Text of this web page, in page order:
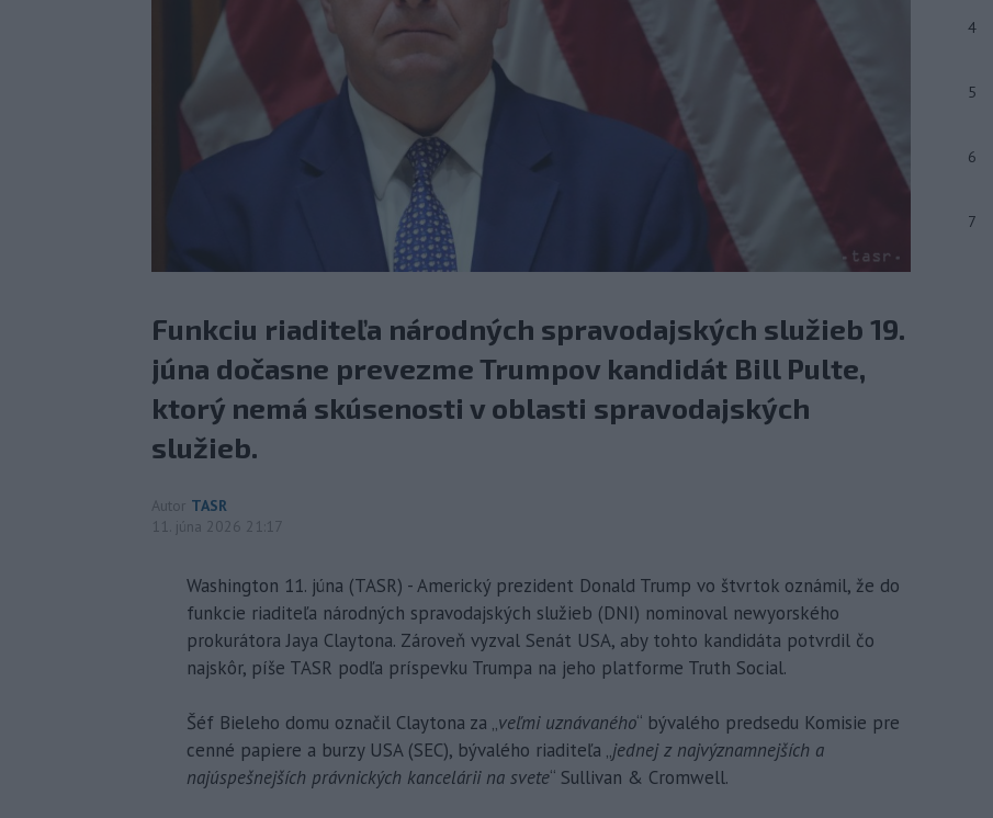
Funkciu riaditeľa národných spravodajských služieb 19.
júna dočasne prevezme Trumpov kandidát Bill Pulte,
ktorý nemá skúsenosti v oblasti spravodajských
služieb.
Autor TASR
11. júna 2026 21:17
Washington 11. júna (TASR) - Americký prezident Donald Trump vo štvrtok oznámil, že do
funkcie riaditeľa národných spravodajských služieb (DNI) nominoval newyorského
prokurátora Jaya Claytona. Zároveň vyzval Senát USA, aby tohto kandidáta potvrdil čo
najskôr, píše TASR podľa príspevku Trumpa na jeho platforme Truth Social.
Šéf Bieleho domu označil Claytona za „veľmi uznávaného“ bývalého predsedu Komisie pre
cenné papiere a burzy USA (SEC), bývalého riaditeľa „jednej z najvýznamnejších a
najúspešnejších právnických kancelárii na svete“ Sullivan & Cromwell.
4
5
6
7